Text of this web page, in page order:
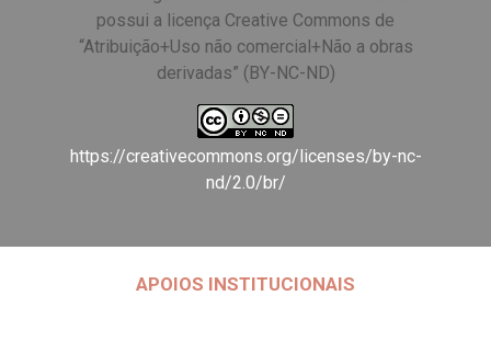
possui a licença Creative Commons de
“Atribuição+Uso não comercial+Não a obras
derivadas” (BY-NC-ND)
https://creativecommons.org/licenses/by-nc-
nd/2.0/br/
APOIOS INSTITUCIONAIS